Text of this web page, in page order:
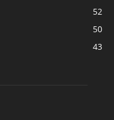
52
50
43